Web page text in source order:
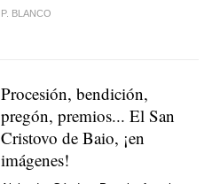
P. BLANCO
Procesión, bendición,
pregón, premios... El San
Cristovo de Baio, ¡en
imágenes!